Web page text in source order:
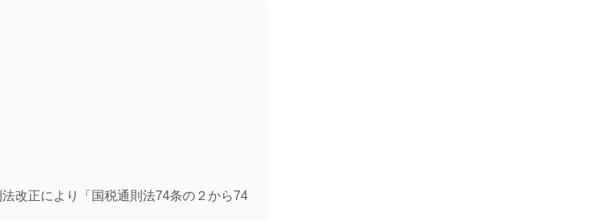
改正により「国税通則法74条の２から74